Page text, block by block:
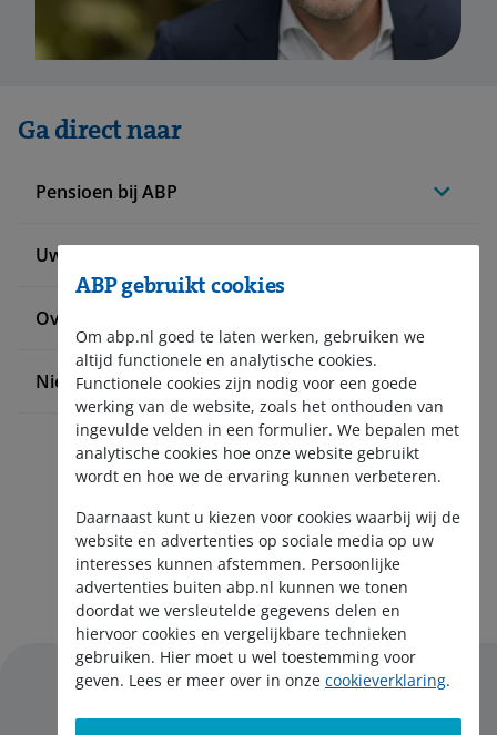
Ga direct naar
Pensioen bij ABP
Uw situatie verandert
Over ABP
Nieuws en pers
Aanmelden nieuwsbrief
ABP gebruikt cookies
Om abp.nl goed te laten werken, gebruiken we
altijd functionele en analytische cookies.
Functionele cookies zijn nodig voor een goede
werking van de website, zoals het onthouden van
ingevulde velden in een formulier. We bepalen met
analytische cookies hoe onze website gebruikt
wordt en hoe we de ervaring kunnen verbeteren.
Daarnaast kunt u kiezen voor cookies waarbij wij de
website en advertenties op sociale media op uw
interesses kunnen afstemmen. Persoonlijke
advertenties buiten abp.nl kunnen we tonen
doordat we versleutelde gegevens delen en
hiervoor cookies en vergelijkbare technieken
gebruiken. Hier moet u wel toestemming voor
geven. Lees er meer over in onze cookieverklaring.